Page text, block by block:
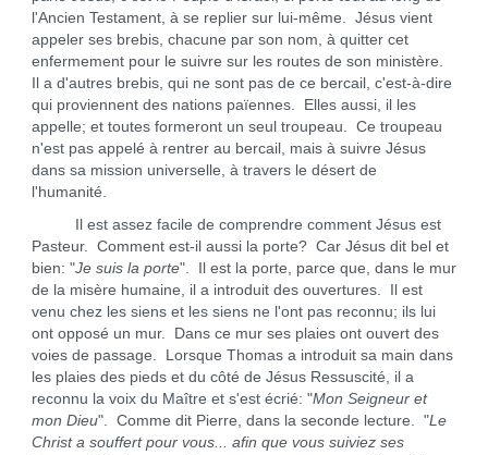
l'Ancien Testament, à se replier sur lui-même. Jésus vient
appeler ses brebis, chacune par son nom, à quitter cet
enfermement pour le suivre sur les routes de son ministère.
Il a d'autres brebis, qui ne sont pas de ce bercail, c'est-à-dire
qui proviennent des nations païennes. Elles aussi, il les
appelle; et toutes formeront un seul troupeau. Ce troupeau
n'est pas appelé à rentrer au bercail, mais à suivre Jésus
dans sa mission universelle, à travers le désert de
l'humanité.
Il est assez facile de comprendre comment Jésus est
Pasteur. Comment est-il aussi la porte? Car Jésus dit bel et
bien: "Je suis la porte". Il est la porte, parce que, dans le mur
de la misère humaine, il a introduit des ouvertures. Il est
venu chez les siens et les siens ne l'ont pas reconnu; ils lui
ont opposé un mur. Dans ce mur ses plaies ont ouvert des
voies de passage. Lorsque Thomas a introduit sa main dans
les plaies des pieds et du côté de Jésus Ressuscité, il a
reconnu la voix du Maître et s'est écrié: "Mon Seigneur et
mon Dieu". Comme dit Pierre, dans la seconde lecture. "Le
Christ a souffert pour vous... afin que vous suiviez ses